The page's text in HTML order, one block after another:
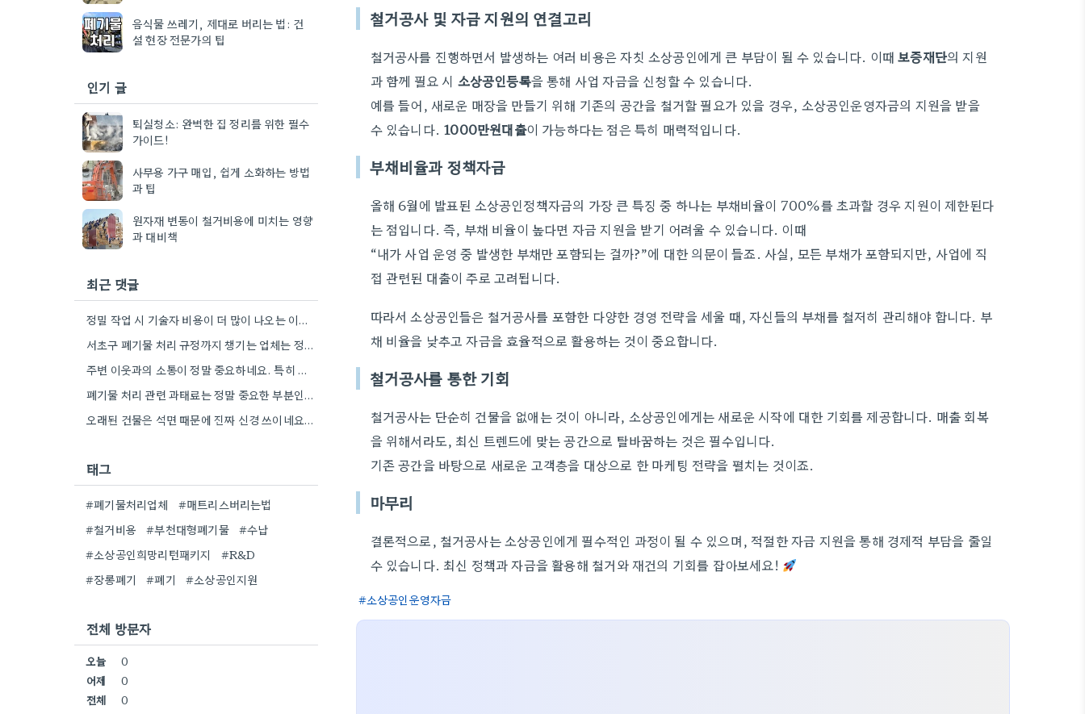
철거공사 및 자금 지원의 연결고리
철거공사를 진행하면서 발생하는 여러 비용은 자칫 소상공인에게 큰 부담이 될 수 있습니다. 이때보증재단의 지원
과 함께 필요 시 소상공인등록을 통해 사업 자금을 신청할 수 있습니다.
예를 들어, 새로운 매장을 만들기 위해 기존의 공간을 철거할 필요가 있을 경우, 소상공인운영자금의 지원을 받을
수 있습니다. 1000만원대출이 가능하다는 점은 특히 매력적입니다.
부채비율과 정책자금
올해 6월에 발표된 소상공인정책자금의 가장 큰 특징 중 하나는 부채비율이 700%를 초과할 경우 지원이 제한된다
는 점입니다. 즉, 부채 비율이 높다면 자금 지원을 받기 어려울 수 있습니다. 이때
“내가 사업 운영 중 발생한 부채만 포함되는 걸까?”에 대한 의문이 들죠. 사실, 모든 부채가 포함되지만, 사업에 직
접 관련된 대출이 주로 고려됩니다.
따라서 소상공인들은 철거공사를 포함한 다양한 경영 전략을 세울 때, 자신들의 부채를 철저히 관리해야 합니다. 부
채 비율을 낮추고 자금을 효율적으로 활용하는 것이 중요합니다.
철거공사를 통한 기회
철거공사는 단순히 건물을 없애는 것이 아니라, 소상공인에게는 새로운 시작에 대한 기회를 제공합니다. 매출 회복
을 위해서라도, 최신 트렌드에 맞는 공간으로 탈바꿈하는 것은 필수입니다.
기존 공간을 바탕으로 새로운 고객층을 대상으로 한 마케팅 전략을 펼치는 것이죠.
마무리
결론적으로, 철거공사는 소상공인에게 필수적인 과정이 될 수 있으며, 적절한 자금 지원을 통해 경제적 부담을 줄일
수 있습니다. 최신 정책과 자금을 활용해 철거와 재건의 기회를 잡아보세요!
소상공인운영자금
음식물 쓰레기, 제대로 버리는 법: 건
설 현장 전문가의 팁
인기 글
퇴실청소: 완벽한 집 정리를 위한 필수
가이드!
사무용 가구 매입, 쉽게 소화하는 방법
과 팁
원자재 변동이 철거비용에 미치는 영향
과 대비책
최근 댓글
정밀 작업 시 기술자 비용이 더 많이 나오는 이유가 작업 난이도에 따라 장비 종류도 달라지기…
서초구 폐기물 처리 규정까지 챙기는 업체는 정말 신뢰가 가네요. 제가 이사할 곳이 서초구라, 혹시 이런…
주변 이웃과의 소통이 정말 중요하네요. 특히 주택 철거는 소음 때문에 신경 쓰이는 분들이 많을 텐데,…
폐기물 처리 관련 과태료는 정말 중요한 부분인 것 같아요. 특히 서울 같은 곳은 단속이 철저하니까요.
오래된 건물은 석면 때문에 진짜 신경 쓰이네요. 업체 선정할 때 안전 관련 정보 꼼꼼히 확인해야겠어요.
태그
#폐기물처리업체
#매트리스버리는법
#철거비용
#부천대형폐기물
#수납
#소상공인희망리턴패키지
#R&D
#장롱폐기
#폐기 #소상공인지원
전체 방문자
오늘
0
어제
0
전체
0